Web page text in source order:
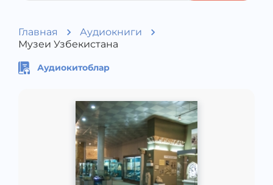
Главная
Аудиокниги
Музеи Узбекистана
Аудиокитоблар